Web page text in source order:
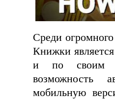
Среди
Книжки
и по своим
возможность
мобильную